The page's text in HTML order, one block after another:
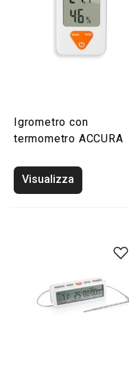
Igrometro con
termometro ACCURA
Visualizza